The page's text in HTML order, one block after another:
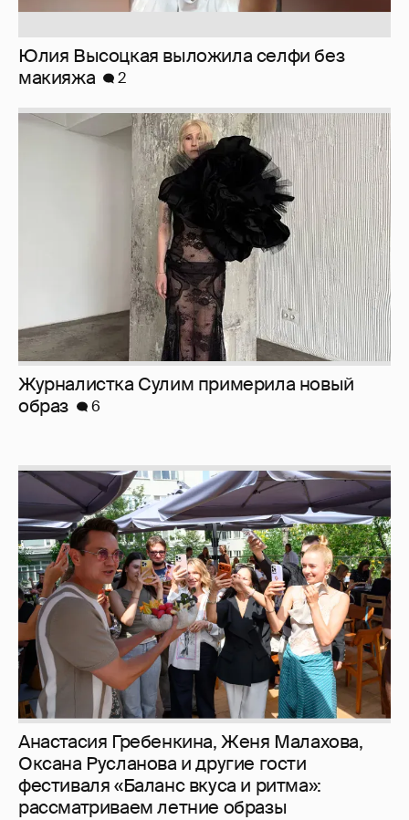
Журналистка Сулим примерила новый
Анастасия Гребенкина, Женя Малахова,
Оксана Русланова и другие гости
фестиваля «Баланс вкуса и ритма»:
рассматриваем летние образы